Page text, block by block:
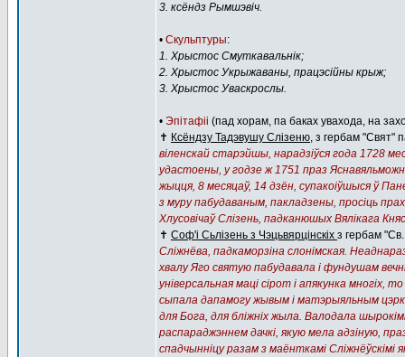
3. ксёндз Рымшэвіч.
• Скульптуры:
1. Хрыстос Смуткавальнік;
2. Хрыстос Укрыжаваны, працэсійны крыж;
3. Хрыстос Уваскрослы.
• Эпітафіі (пад хорам, па баках увахода, на
✝️ Ксёндзу Тадэвушу Слізеню, з гербам "Свят"
віленскай старэйшы, нарадзіўся года 1728
удастоены, у годзе ж 1751 праз
жыцця, 8 месяцаў, 14 дзён, супакоіўшыся ў
з муру пабудаваным, пакладзены, просіць
Хлусовічаў Слізень, падканюшых Вялікага
✝️ Соф'і Сьлізень з Чэцьвярцінскіх з гербам
Сліжнёва, падкаморзіна слонімская.
хвалу Яго святую пабудавала і фундушам
універсальная маці сірот і апякунка
сыпала дапамогу жывым і матэрыяльным
для Бога, для бліжніх жыла. Валодала
распараджэннем дачкі, якую мела адзіную,
спадчынніцу разам з маёнткамі